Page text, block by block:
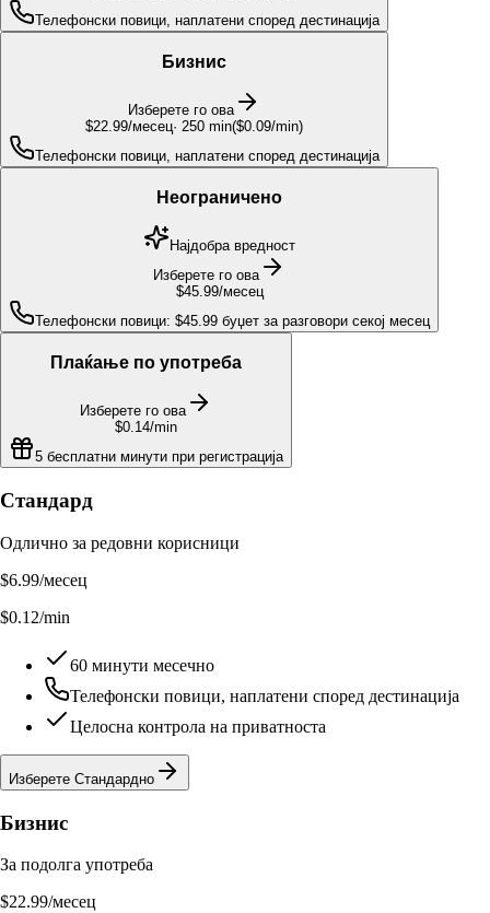
Телефонски повици, наплатени според дестинација
Бизнис
Изберете го ова
$22.99/месец· 250 min($0.09/min)
Телефонски повици, наплатени според дестинација
Неограничено
Најдобра вредност
Изберете го ова
$45.99/месец
Телефонски повици: $45.99 буџет за разговори секој месец
Плаќање по употреба
Изберете го ова
$0.14/min
5 бесплатни минути при регистрација
Стандард
Одлично за редовни корисници
$6.99/месец
$0.12/min
60 минути месечно
Телефонски повици, наплатени според дестинација
Целосна контрола на приватноста
Изберете Стандардно
Бизнис
За подолга употреба
$22.99/месец